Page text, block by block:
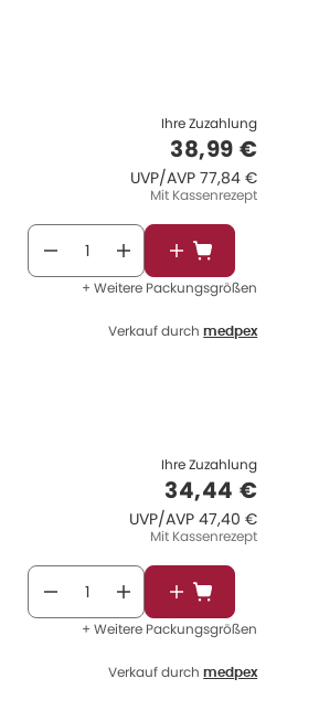
Ihre Zuzahlung
38,99 €
UVP/AVP UVP/AVP
77,84 €
Mit Kassenrezept
In den
+ Weitere Packungsgrößen
Verkauf durch medpex
Ihre Zuzahlung
34,44 €
UVP/AVP UVP/AVP
47,40 €
Mit Kassenrezept
In den
+ Weitere Packungsgrößen
Verkauf durch medpex